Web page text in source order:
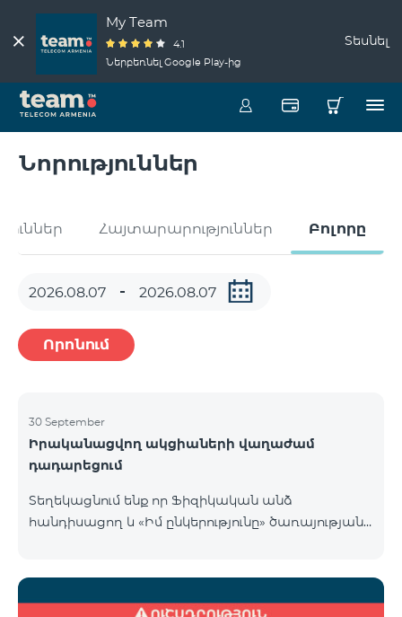
My Team
4.1
Ներբեռնել Google Play-ից
Տեսնել
Նորություններ
Հայտարարություններ Բոլորը
Որոնում
30 September
Իրականացվող ակցիաների վաղաժամ
դադարեցում
Տեղեկացնում ենք որ Ֆիզիկական անձ
հանդիսացող և «Իմ ընկերությունը» ծառայության
վաղաժամ դադարեցվել է 30․09․2024-ին ստորև